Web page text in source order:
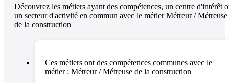
Découvrez les métiers ayant des compétences, un centre d'intérêt
un secteur d'activité en commun avec le métier Métreur / Métreuse
de la construction
Ces métiers ont des compétences communes avec le
métier : Métreur / Métreuse de la construction